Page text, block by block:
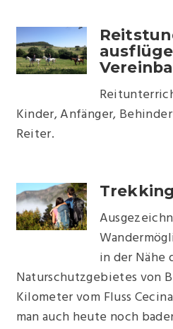
Kinder, Anfänger,
Reiter.
Trekking
in der Nähe
Naturschutzgebietes von
Kilometer vom Fluss
man auch heute noch